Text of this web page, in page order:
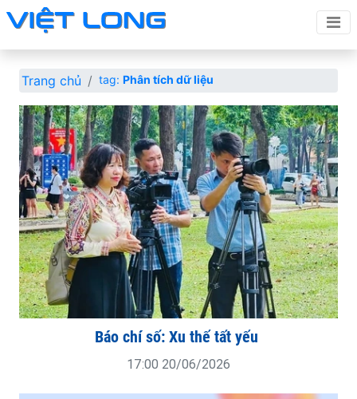
Trang chủ tag: Phân tích dữ liệu
Báo chí số: Xu thế tất yếu
17:00 20/06/2026